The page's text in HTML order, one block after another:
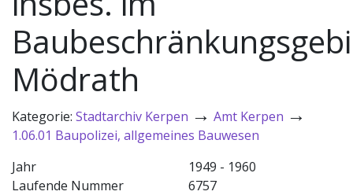
Mödrath
Kategorie: Stadtarchiv Kerpen → Amt Kerpen →
1.06.01 Baupolizei, allgemeines Bauwesen
Jahr
1949 - 1960
Laufende Nummer
6757